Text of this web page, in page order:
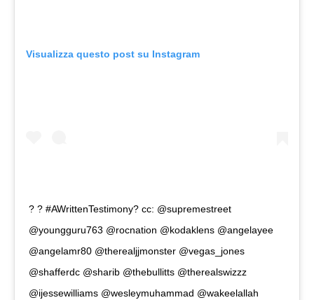
Visualizza questo post su Instagram
? ? #AWrittenTestimony? cc: @supremestreet
@youngguru763 @rocnation @kodaklens @angelayee
@angelamr80 @therealjjmonster @vegas_jones
@shafferdc @sharib @thebullitts @therealswizzz
@ijessewilliams @wesleymuhammad @wakeelallah